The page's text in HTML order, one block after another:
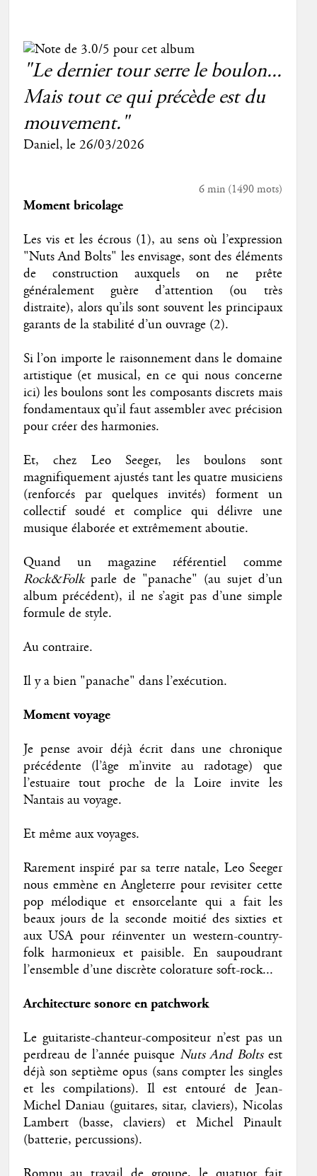
"Le dernier tour serre le boulon...
Mais tout ce qui précède est du
mouvement."
Daniel, le 26/03/2026
6 min(1490mots)
Moment bricolage
Les vis et les écrous (1), au sens où l’expression
"Nuts And Bolts" les envisage, sont des éléments
de construction auxquels on ne prête
généralement guère d’attention (ou très
distraite), alors qu’ils sont souvent les principaux
garants de la stabilité d’un ouvrage (2).
Si l’on importe le raisonnement dans le domaine
artistique (et musical, en ce qui nous concerne
ici) les boulons sont les composants discrets mais
fondamentaux qu’il faut assembler avec précision
pour créer des harmonies.
Et, chez Leo Seeger, les boulons sont
magnifiquement ajustés tant les quatre musiciens
(renforcés par quelques invités) forment un
collectif soudé et complice qui délivre une
musique élaborée et extrêmement aboutie.
Quand un magazine référentiel comme
Rock&Folkparle de "panache" (au sujet d’un
album précédent), il ne s’agit pas d’une simple
formule de style.
Au contraire.
Il y a bien "panache" dans l’exécution.
Moment voyage
Je pense avoir déjà écrit dans une chronique
précédente (l’âge m’invite au radotage) que
l’estuaire tout proche de la Loire invite les
Nantais au voyage.
Et même aux voyages.
Rarement inspiré par sa terre natale, Leo Seeger
nous emmène en Angleterre pour revisiter cette
pop mélodique et ensorcelante qui a fait les
beaux jours de la seconde moitié des sixties et
aux USA pour réinventer un western-country-
folk harmonieux et paisible. En saupoudrant
l’ensemble d’une discrète colorature soft-rock...
Architecture sonore en patchwork
Le guitariste-chanteur-compositeur n’est pas un
perdreau de l’année puisque Nuts And Boltsest
déjà son septième opus (sans compter les singles
et les compilations). Il est entouré de Jean-
Michel Daniau (guitares, sitar, claviers), Nicolas
Lambert (basse, claviers) et Michel Pinault
(batterie, percussions).